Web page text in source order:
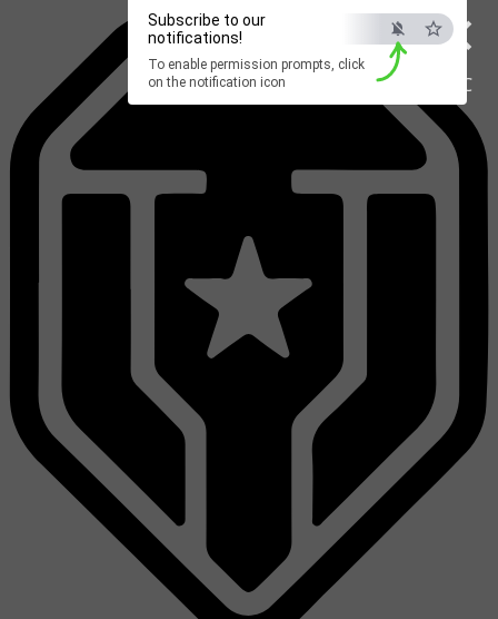
×
ESC
Subscribe to our
notifications!
To enable permission prompts, click
on the notification icon